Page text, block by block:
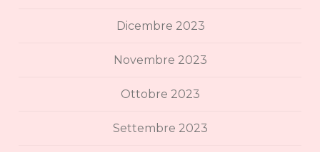
Dicembre 2023
Novembre 2023
Ottobre 2023
Settembre 2023